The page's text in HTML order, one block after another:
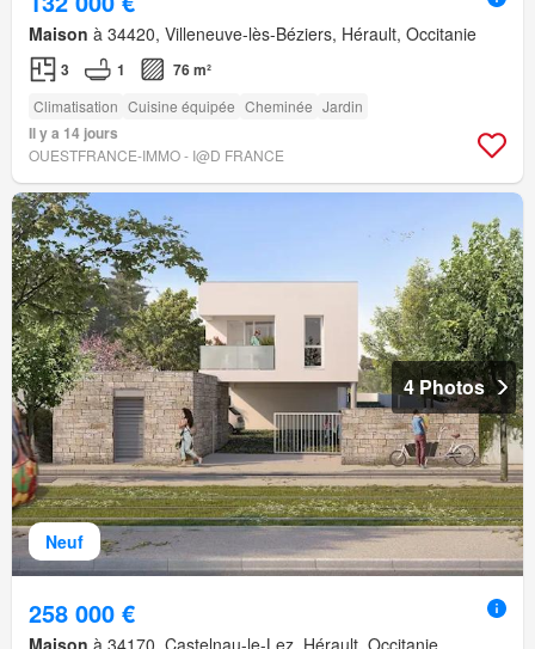
Maison à 34420, Villeneuve-lès-Béziers, Hérault, Occitanie
3 1 76 m²
Climatisation Cuisine équipée Cheminée Jardin
Il y a 14 jours
OUESTFRANCE-IMMO - I@D FRANCE
Neuf
4 Photos
258 000 €